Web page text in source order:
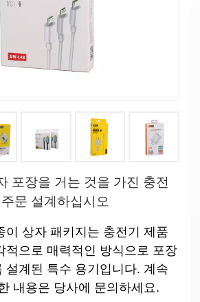
포장을 거는 것을 가진 충전
문 설계하십시오
이 상자 패키지는 충전기 제품
적으로 매력적인 방식으로 포장
설계된 특수 용기입니다. 계속
내용은 당사에 문의하세요.